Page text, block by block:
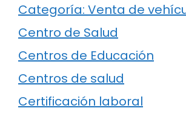
Categoría: Venta de
Centro de Salud
Centros de Educación
Centros de salud
Certificación laboral